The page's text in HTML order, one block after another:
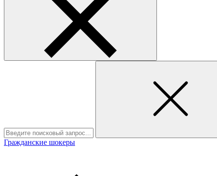
Гражданские шокеры